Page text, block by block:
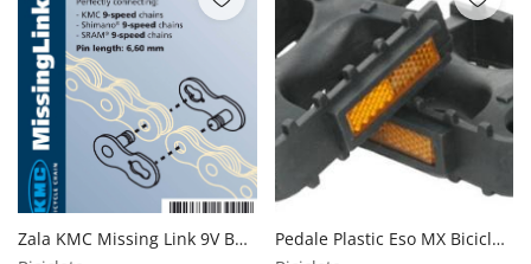
Zala KMC Missing Link 9V Bolt-6.6mm Standard Argintiu KMC
Pedale Plastic Eso MX Biciclete